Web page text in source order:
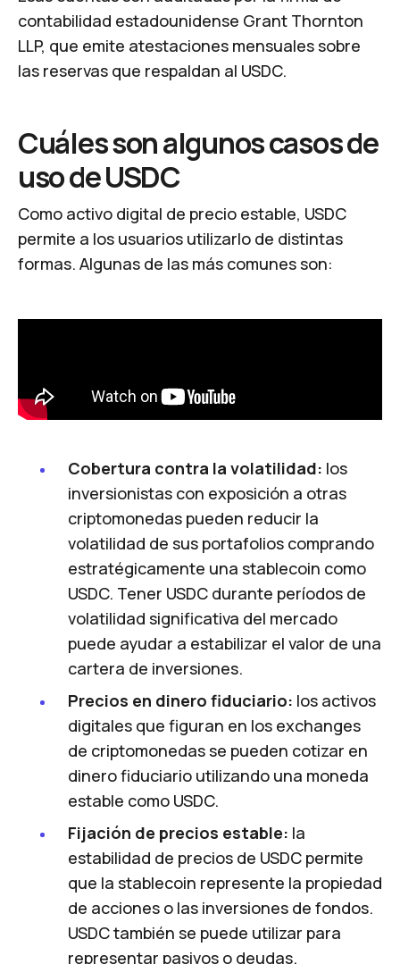
contabilidad estadounidense Grant Thornton
LLP, que emite atestaciones mensuales sobre
las reservas que respaldan al USDC.
Cuáles son algunos casos de
uso de USDC
Como activo digital de precio estable, USDC
permite a los usuarios utilizarlo de distintas
formas. Algunas de las más comunes son:
Cobertura contra la volatilidad: los
inversionistas con exposición a otras
criptomonedas pueden reducir la
volatilidad de sus portafolios comprando
estratégicamente una stablecoin como
USDC. Tener USDC durante períodos de
volatilidad significativa del mercado
puede ayudar a estabilizar el valor de una
cartera de inversiones.
Precios en dinero fiduciario: los activos
digitales que figuran en los exchanges
de criptomonedas se pueden cotizar en
dinero fiduciario utilizando una moneda
estable como USDC.
Fijación de precios estable: la
estabilidad de precios de USDC permite
que la stablecoin represente la propiedad
de acciones o las inversiones de fondos.
USDC también se puede utilizar para
representar pasivos o deudas.